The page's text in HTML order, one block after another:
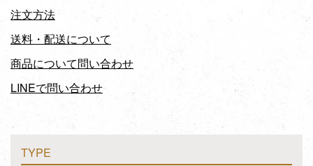
注文方法
送料・配送について
商品について問い合わせ
LINEで問い合わせ
TYPE